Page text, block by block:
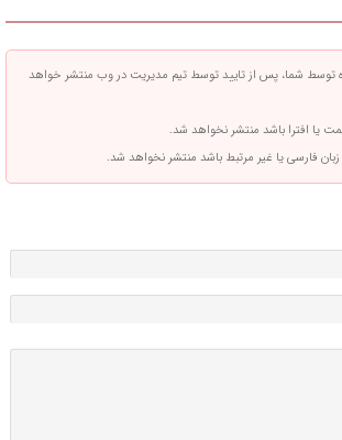
توسط شما، پس از تایید توسط تیم مدیریت در وب منتشر خواهد
یا افترا باشد منتشر نخواهد شد.
زبان فارسی یا غیر مرتبط باشد منتشر نخواهد شد.